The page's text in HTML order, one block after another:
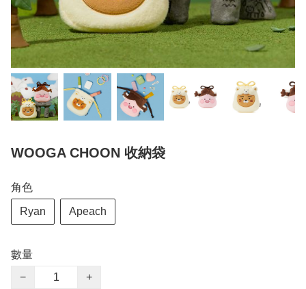
WOOGA CHOON 收納袋
角色
Ryan Apeach
數量
−
+